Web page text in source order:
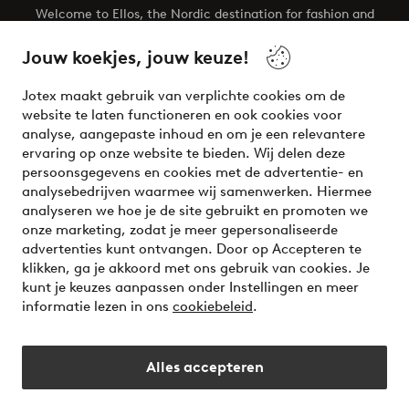
Jouw koekjes, jouw keuze!
Jotex maakt gebruik van verplichte cookies om de
website te laten functioneren en ook cookies voor
analyse, aangepaste inhoud en om je een relevantere
ervaring op onze website te bieden. Wij delen deze
persoonsgegevens en cookies met de advertentie- en
analysebedrijven waarmee wij samenwerken. Hiermee
analyseren we hoe je de site gebruikt en promoten we
onze marketing, zodat je meer gepersonaliseerde
advertenties kunt ontvangen. Door op Accepteren te
klikken, ga je akkoord met ons gebruik van cookies. Je
kunt je keuzes aanpassen onder Instellingen en meer
informatie lezen in ons cookiebeleid.
Alles accepteren
Welcome to Ellos, the Nordic destination for fashion and
your wardrobe. Your next inspiring look is here!
Veilig betalen - Nu betalen of opsplitsen
Wil je meer weten over onze betaalopties?